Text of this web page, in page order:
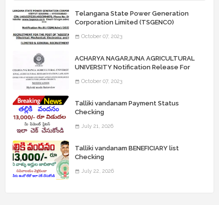
Telangana State Power Generation
Corporation Limited (TSGENCO)
“Assistant Engineers" Posts
October 07, 2023
ACHARYA NAGARJUNA AGRICULTURAL
UNIVERSITY Notification Release For
October 07, 2023
Talliki vandanam Payment Status
Checking
July 21, 2026
Talliki vandanam BENEFICIARY list
Checking
July 22, 2026